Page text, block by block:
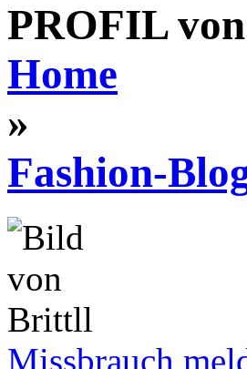
PROFIL
Home
»
Fashion-
Missbrauch